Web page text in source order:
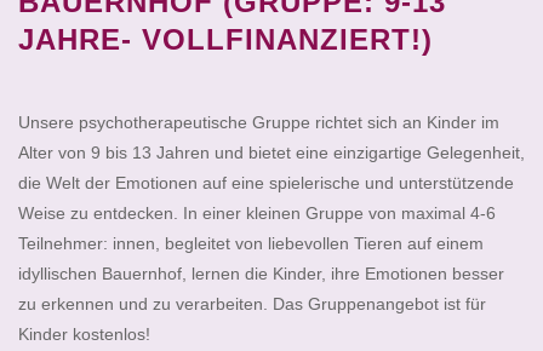
JAHRE- VOLLFINANZIERT!)
​Unsere psychotherapeutische Gruppe richtet sich an Kinder im
Alter von 9 bis 13 Jahren und bietet eine einzigartige Gelegenheit,
die Welt der Emotionen auf eine spielerische und unterstützende
Weise zu entdecken. In einer kleinen Gruppe von maximal 4-6
Teilnehmer: innen, begleitet von liebevollen Tieren auf einem
idyllischen Bauernhof, lernen die Kinder, ihre Emotionen besser
zu erkennen und zu verarbeiten. Das Gruppenangebot ist für
Kinder kostenlos!